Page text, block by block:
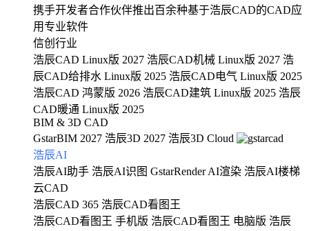
携手开发者合作伙伴推出百余种基于浩辰CAD的CAD应
用专业软件
信创行业
浩辰CAD Linux版 2027 浩辰CAD机械 Linux版 2027 浩
辰CAD给排水 Linux版 2025 浩辰CAD电气 Linux版 2025
浩辰CAD 鸿蒙版 2026 浩辰CAD建筑 Linux版 2025 浩辰
CAD暖通 Linux版 2025
BIM & 3D CAD
GstarBIM 2027 浩辰3D 2027 浩辰3D Cloud
浩辰AI
浩辰AI助手 浩辰AI识图 GstarRender AI渲染 浩辰AI楼梯
云CAD
浩辰CAD 365 浩辰CAD看图王
浩辰CAD看图王 手机版 浩辰CAD看图王 电脑版 浩辰